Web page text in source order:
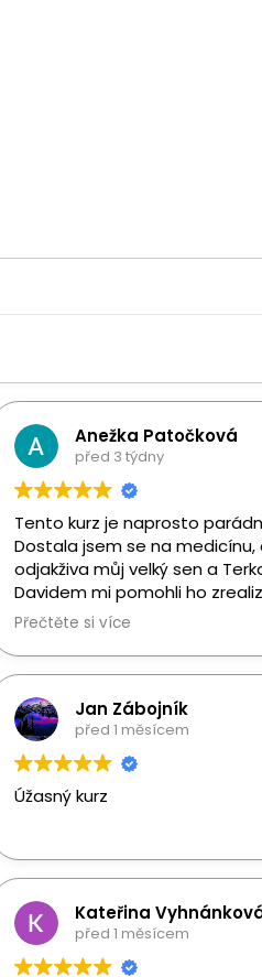
Anežka Patočková
před 3 týdny
Tento kurz je naprosto
Dostala jsem se na medicínu,
odjakživa můj velký sen a
Davidem mi pomohli ho
Kdybych si znovu měla vybrat
Přečtěte si více
Jan Zábojník
před 1 měsícem
Úžasný kurz
Kateřina
před 1 měsícem